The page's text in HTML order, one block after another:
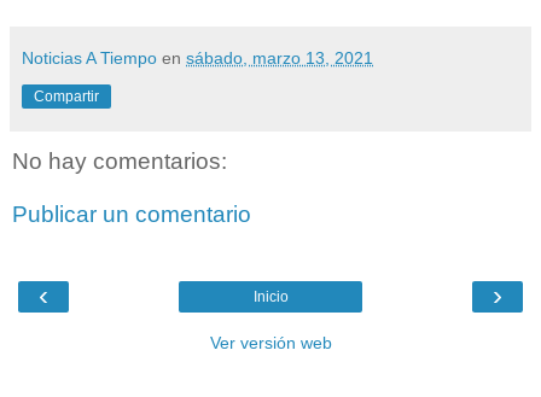
Noticias A Tiempo en sábado, marzo 13, 2021
Compartir
No hay comentarios:
Publicar un comentario
‹ ›
Inicio
Ver versión web